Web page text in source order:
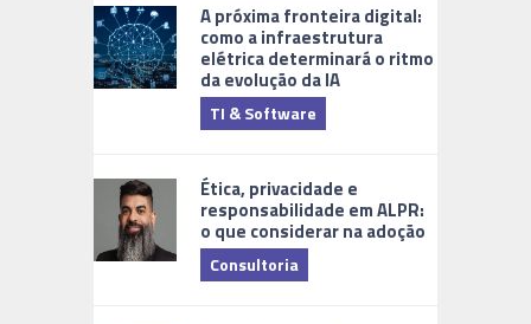
A próxima fronteira digital:
como a infraestrutura
elétrica determinará o ritmo
da evolução da IA
TI & Software
Ética, privacidade e
responsabilidade em ALPR:
o que considerar na adoção
Consultoria